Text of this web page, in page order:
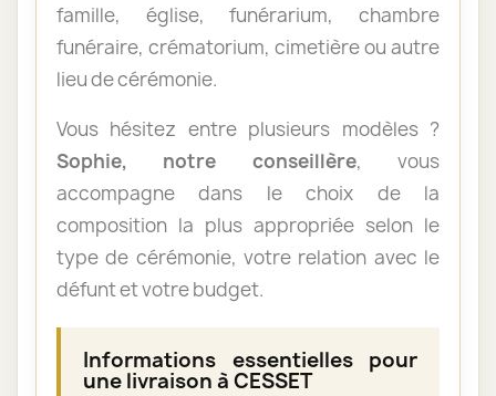
famille, église, funérarium, chambre
funéraire, crématorium, cimetière ou autre
lieu de cérémonie.
Vous hésitez entre plusieurs modèles ?
Sophie, notre conseillère, vous
accompagne dans le choix de la
composition la plus appropriée selon le
type de cérémonie, votre relation avec le
défunt et votre budget.
Informations essentielles pour
une livraison à CESSET